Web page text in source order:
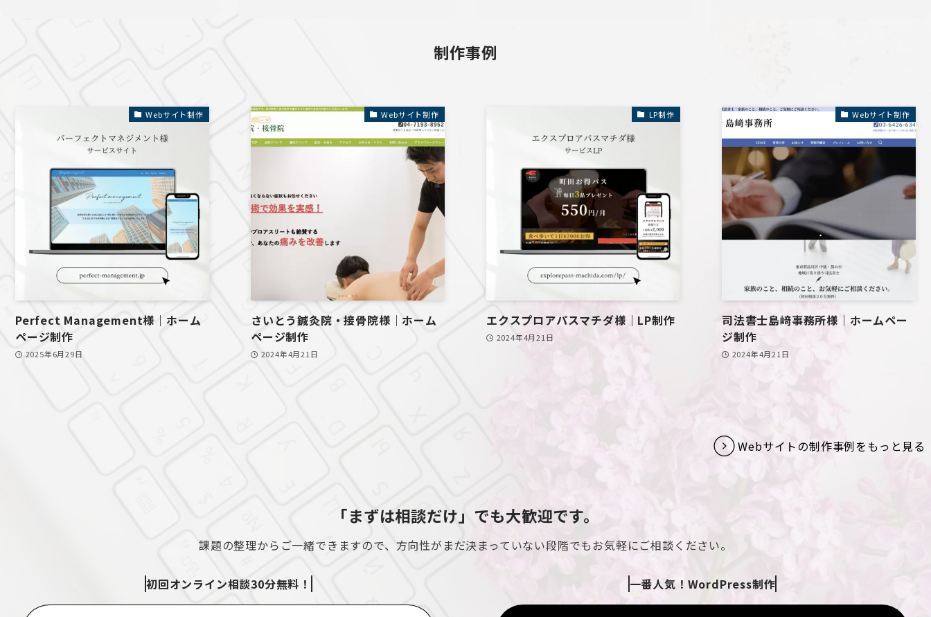
制作事例
Webサイト制作
Perfect Management様｜ホーム
ページ制作
2025年6月29日
Webサイト制作
さいとう鍼灸院・接骨院様｜ホーム
ページ制作
2024年4月21日
LP制作
エクスプロアパスマチダ様｜LP制作
2024年4月21日
Webサイト制作
司法書士島﨑事務所様｜ホームペー
ジ制作
2024年4月21日
Webサイトの制作事例をもっと見る
「まずは相談だけ」でも大歓迎です。
課題の整理からご一緒できますので、方向性がまだ決まっていない段階でもお気軽にご相談ください。
初回オンライン相談30分無料！ 一番人気！WordPress制作